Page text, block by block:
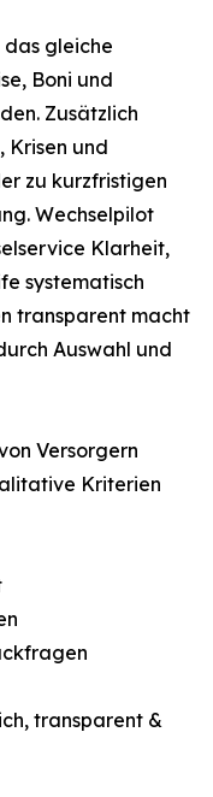
gleiche
Boni und
Zusätzlich
Krisen und
zu kurzfristigen
Wechselpilot
Klarheit,
systematisch
transparent macht
Auswahl und
Versorgern
Kriterien
transparent &